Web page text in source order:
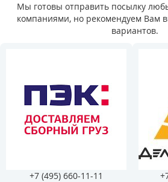
Мы готовы отправить посылку
компаниями, но рекомендуем Вам
вариантов.
+7 (495) 660-11-11